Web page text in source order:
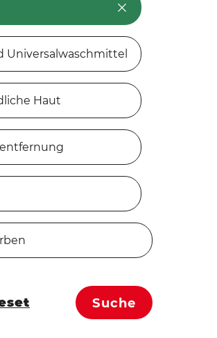
Universalwaschmittel
Haut
Suche
Bewertung
JETZT KAUFEN
Ariel All-in-1 PODS
0 Bewertung
JETZT KAUFEN